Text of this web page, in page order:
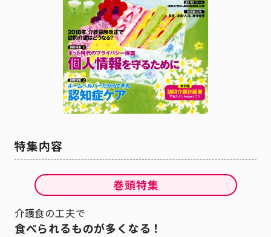
介護食の工夫で
食べられるものが多くなる！